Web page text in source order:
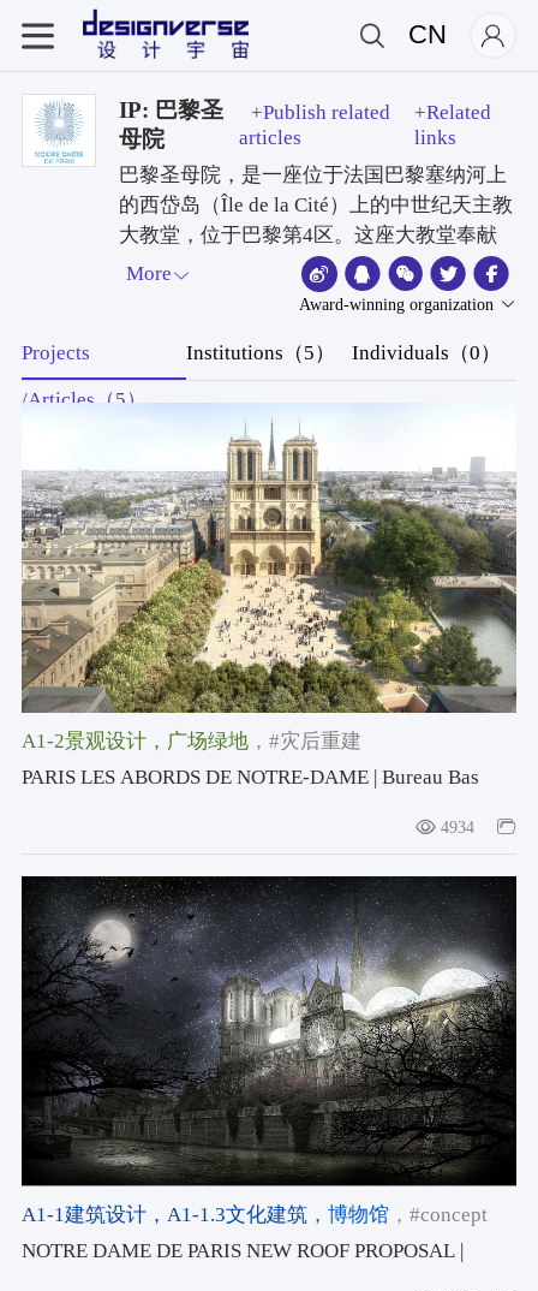
CN
IP: 巴黎圣
母院
+Publish related
articles
+Related
links
巴黎圣母院，是一座位于法国巴黎塞纳河上
的西岱岛（Île de la Cité）上的中世纪天主教
大教堂，位于巴黎第4区。这座大教堂奉献
给圣母玛利亚，被认为是法国哥特式建筑的
杰出典范之一。与早期罗马式风格相比，它
和飞扶壁、巨大彩色玫瑰窗，以及自然主义
和丰富雕塑装饰。巴黎圣母院还因其三座管
风琴（其中一座为历史悠久的管风琴）和巨
大的教堂钟声而独具特色。
More
Projects
/Articles（5）
Institutions（5） Individuals（0）
Award-winning organization
A1-2景观设计，广场绿地，#灾后重建
PARIS LES ABORDS DE NOTRE-DAME | Bureau Bas
4934
A1-1建筑设计，A1-1.3文化建筑，博物馆，#concept
NOTRE DAME DE PARIS NEW ROOF PROPOSAL |